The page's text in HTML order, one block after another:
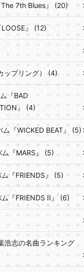
7th Blues』 (20)
』 (12)
ップリング） (4)
『BAD
』 (4)
『WICKED BEAT』 (5)
『MARS』 (5)
『FRIENDS』 (5)
『FRIENDS II』 (6)
浩志の名曲ランキング